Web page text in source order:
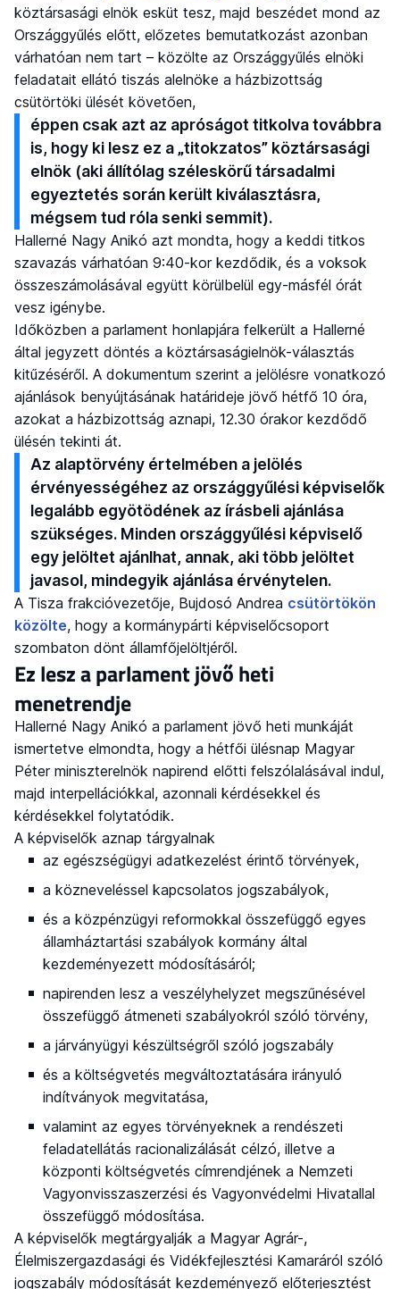
köztársasági elnök esküt tesz, majd beszédet mond az
Országgyűlés előtt, előzetes bemutatkozást azonban
várhatóan nem tart – közölte az Országgyűlés elnöki
feladatait ellátó tiszás alelnöke a házbizottság
csütörtöki ülését követően,
éppen csak azt az apróságot titkolva továbbra
is, hogy ki lesz ez a „titokzatos” köztársasági
elnök (aki állítólag széleskörű társadalmi
egyeztetés során került kiválasztásra,
mégsem tud róla senki semmit).
Hallerné Nagy Anikó azt mondta, hogy a keddi titkos
szavazás várhatóan 9:40-kor kezdődik, és a voksok
összeszámolásával együtt körülbelül egy-másfél órát
vesz igénybe.
Időközben a parlament honlapjára felkerült a Hallerné
által jegyzett döntés a köztársaságielnök-választás
kitűzéséről. A dokumentum szerint a jelölésre vonatkozó
ajánlások benyújtásának határideje jövő hétfő 10 óra,
azokat a házbizottság aznapi, 12.30 órakor kezdődő
ülésén tekinti át.
Az alaptörvény értelmében a jelölés
érvényességéhez az országgyűlési képviselők
legalább egyötödének az írásbeli ajánlása
szükséges. Minden országgyűlési képviselő
egy jelöltet ajánlhat, annak, aki több jelöltet
javasol, mindegyik ajánlása érvénytelen.
A Tisza frakcióvezetője, Bujdosó Andrea csütörtökön
közölte, hogy a kormánypárti képviselőcsoport
szombaton dönt államfőjelöltjéről.
Ez lesz a parlament jövő heti
menetrendje
Hallerné Nagy Anikó a parlament jövő heti munkáját
ismertetve elmondta, hogy a hétfői ülésnap Magyar
Péter miniszterelnök napirend előtti felszólalásával indul,
majd interpellációkkal, azonnali kérdésekkel és
kérdésekkel folytatódik.
A képviselők aznap tárgyalnak
az egészségügyi adatkezelést érintő törvények,
a közneveléssel kapcsolatos jogszabályok,
és a közpénzügyi reformokkal összefüggő egyes
államháztartási szabályok kormány által
kezdeményezett módosításáról;
napirenden lesz a veszélyhelyzet megszűnésével
összefüggő átmeneti szabályokról szóló törvény,
a járványügyi készültségről szóló jogszabály
és a költségvetés megváltoztatására irányuló
indítványok megvitatása,
valamint az egyes törvényeknek a rendészeti
feladatellátás racionalizálását célzó, illetve a
központi költségvetés címrendjének a Nemzeti
Vagyonvisszaszerzési és Vagyonvédelmi Hivatallal
összefüggő módosítása.
A képviselők megtárgyalják a Magyar Agrár-,
Élelmiszergazdasági és Vidékfejlesztési Kamaráról szóló
jogszabály módosítását kezdeményező előterjesztést